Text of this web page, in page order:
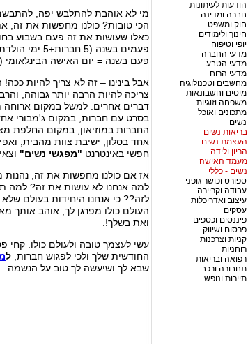
הודעות לעיתונות
חברה ומדינה
חוק ומשפט
חינוך ולימודים
יופי וטיפוח
מדעי החברה
מדעי הטבע
מדעי הרוח
מחשבים וטכנולוגיה
מיסים וחשבונאות
משפחה וזוגיות
מתכונים ואוכל
נשים
בריאות נשים
העצמת נשים
הריון ולידה
מעמד האישה
נשים - כללי
ספורט וכושר גופני
עבודה וקריירה
עיצוב ואדריכלות
עסקים
פיננסים וכספים
פרסום ושיווק
קניות וצרכנות
רוחניות
רפואה ובריאות
תחבורה ורכב
תיירות ונופש
מי לא אוהבת להתלבש יפה,
הכי טובות? כולנו מחפשות את זה,
פעמים בשנה
פעם בשנה = יום האישה הבינלאומי
אבל בינינו – זה לא צריך להיות
צריכה להיות הרבה יותר גבוהה,
דברים אחרים. למשל במקום
בסרט עם חברות, במקום ג'מבורי
החברות במוזיאון, במקום החלפת
אחד בסלון, ישיבת צוות מהבית,
חפשי באינטרנט "מפגשי נשים"
אז אם כולנו מחפשות את זה, נהנות
למה אנחנו לא עושות את זה? למה
לזה?? כי אנחנו היחידות בעולם שלא
העולם כולו מפרגן לך, אוהב אותך
ואת בשלך!.
עשי לעצמך טובה ולעולם כולו. קחי
החודשית שלך ולכי לפגוש חברות, ל
שבא לך ושיעשה לך טוב על הנשמה.